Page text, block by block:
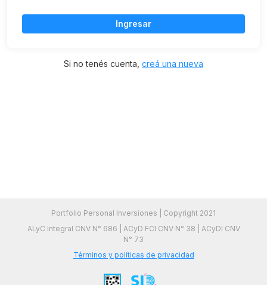
Ingresar
Si no tenés cuenta, creá una nueva
Portfolio Personal Inversiones | Copyright 2021
ALyC Integral CNV N° 686 | ACyD FCI CNV N° 38 | ACyDI CNV
N° 73
Términos y políticas de privacidad